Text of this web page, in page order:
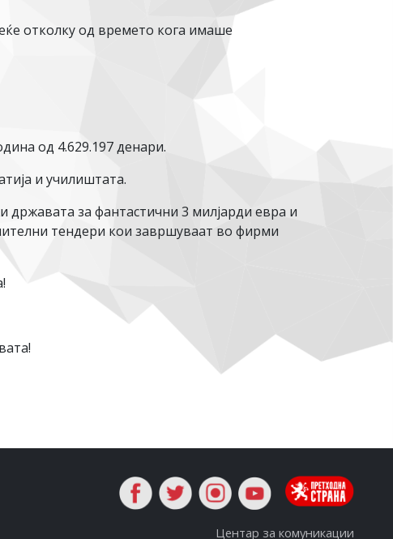
отколку од времето кога имаше
од 4.629.197 денари.
и училиштата.
државата за фантастични 3 милјарди евра и
тендери кои завршуваат во фирми
Центар за комуникации